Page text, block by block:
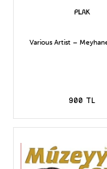
Various Artist – Meyhane
900 TL